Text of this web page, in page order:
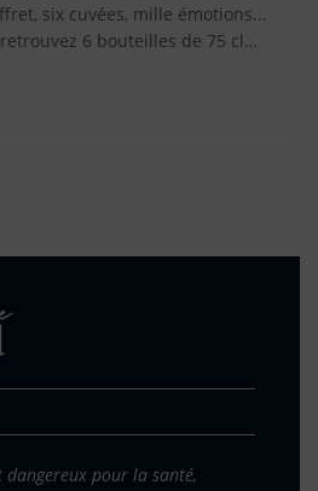
six cuvées, mille émotions...
6 bouteilles de 75 cl…
dangereux pour la santé,